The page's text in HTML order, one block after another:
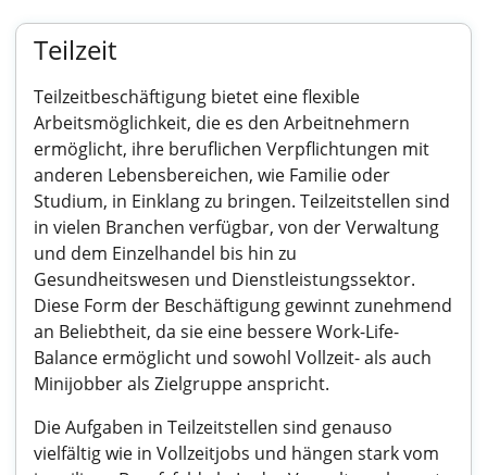
Teilzeit
Teilzeitbeschäftigung bietet eine flexible
Arbeitsmöglichkeit, die es den Arbeitnehmern
ermöglicht, ihre beruflichen Verpflichtungen mit
anderen Lebensbereichen, wie Familie oder
Studium, in Einklang zu bringen. Teilzeitstellen sind
in vielen Branchen verfügbar, von der Verwaltung
und dem Einzelhandel bis hin zu
Gesundheitswesen und Dienstleistungssektor.
Diese Form der Beschäftigung gewinnt zunehmend
an Beliebtheit, da sie eine bessere Work-Life-
Balance ermöglicht und sowohl Vollzeit- als auch
Minijobber als Zielgruppe anspricht.
Die Aufgaben in Teilzeitstellen sind genauso
vielfältig wie in Vollzeitjobs und hängen stark vom